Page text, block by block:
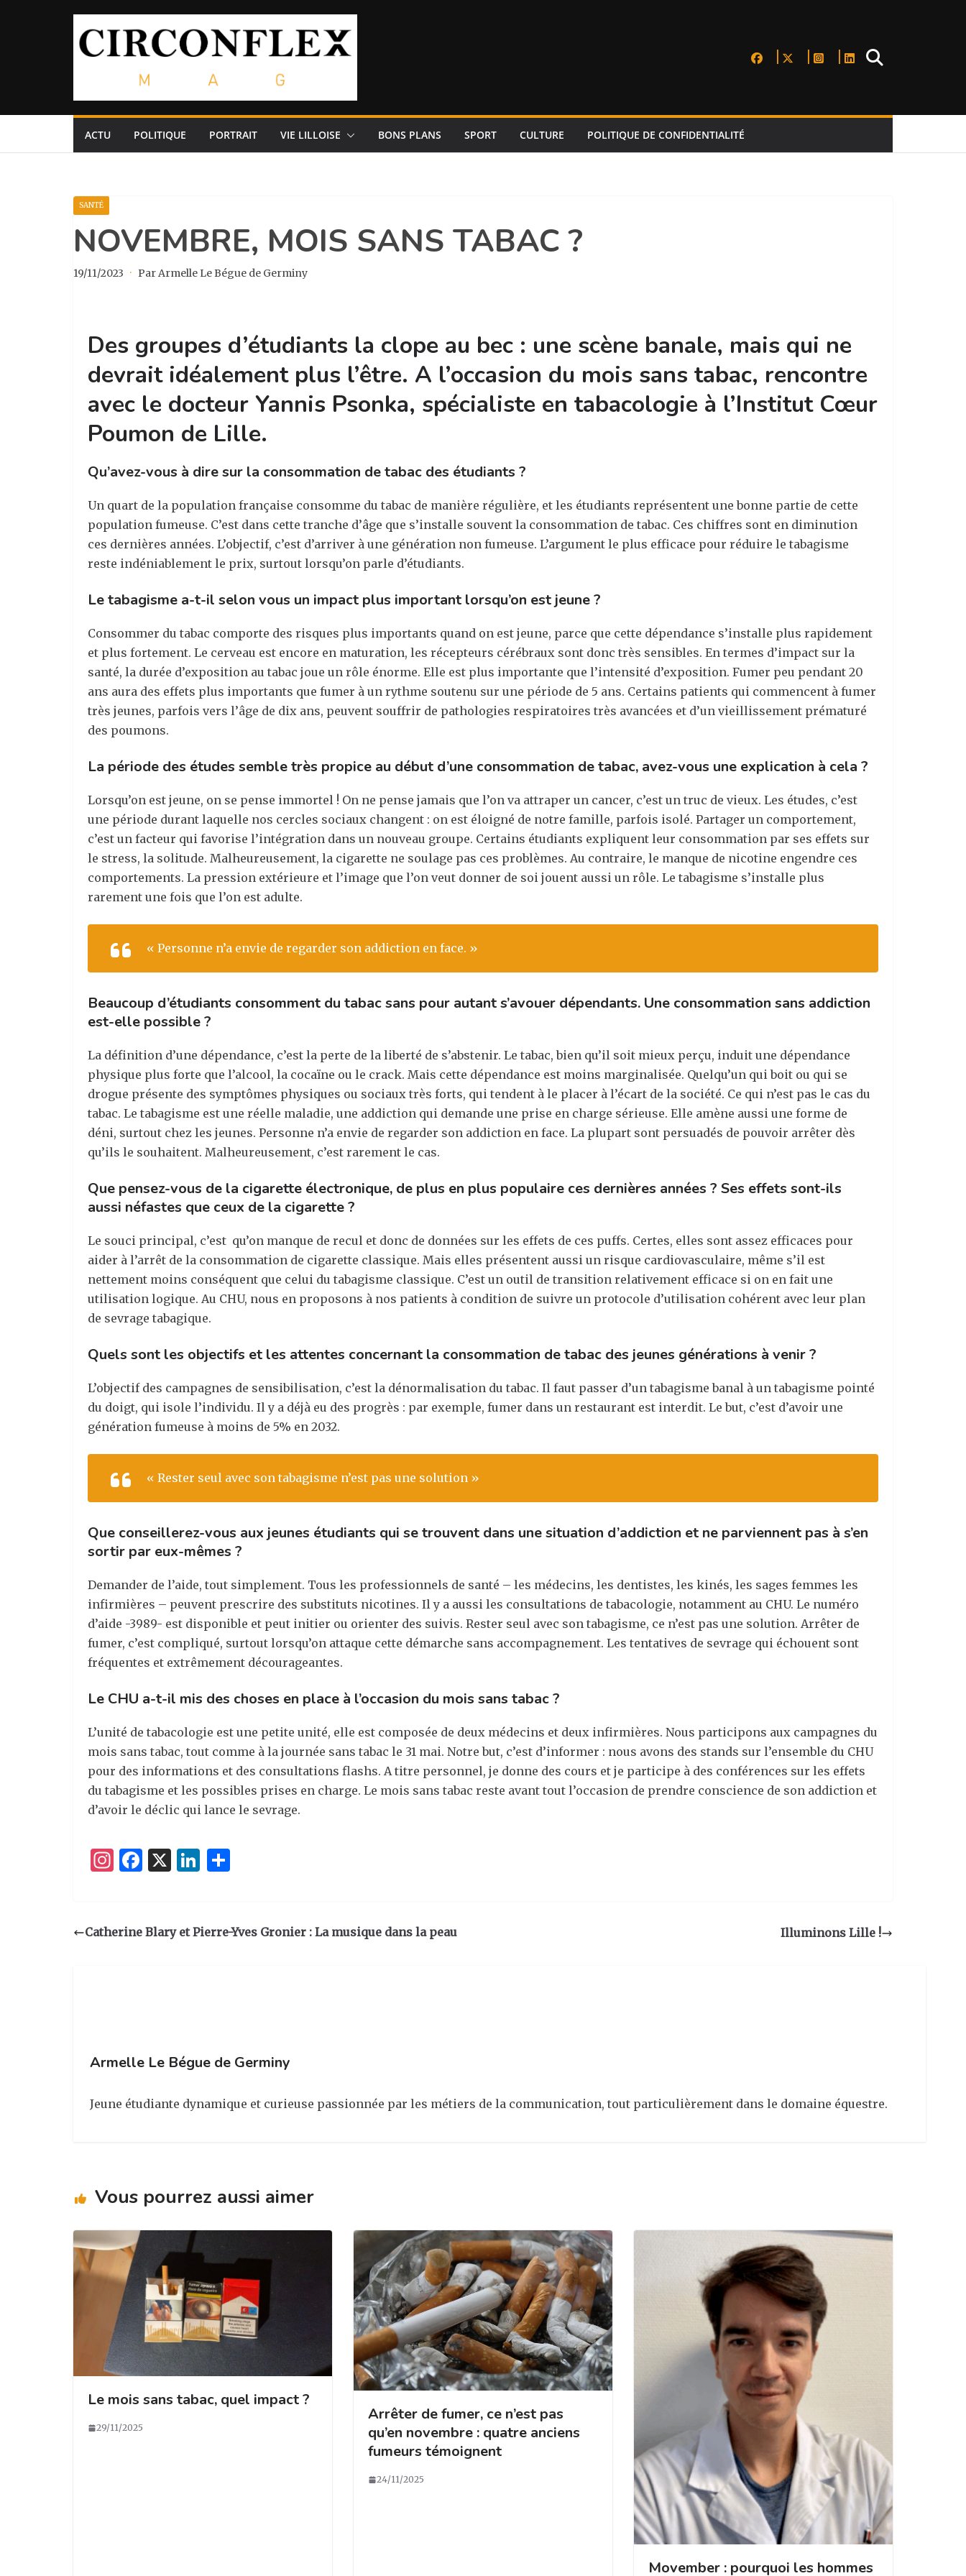
ACTU POLITIQUE PORTRAIT VIE LILLOISE BONS PLANS SPORT CULTURE POLITIQUE DE CONFIDENTIALITÉ
SANTÉ
NOVEMBRE, MOIS SANS TABAC ?
19/11/2023 · Par Armelle Le Bégue de Germiny
Des groupes d’étudiants la clope au bec : une scène banale, mais qui ne
devrait idéalement plus l’être. A l’occasion du mois sans tabac, rencontre
avec le docteur Yannis Psonka, spécialiste en tabacologie à l’Institut Cœur
Poumon de Lille.
Qu’avez-vous à dire sur la consommation de tabac des étudiants ?
Un quart de la population française consomme du tabac de manière régulière, et les étudiants représentent une bonne partie de cette
population fumeuse. C’est dans cette tranche d’âge que s’installe souvent la consommation de tabac. Ces chiffres sont en diminution
ces dernières années. L’objectif, c’est d’arriver à une génération non fumeuse. L’argument le plus efficace pour réduire le tabagisme
reste indéniablement le prix, surtout lorsqu’on parle d’étudiants.
Le tabagisme a-t-il selon vous un impact plus important lorsqu’on est jeune ?
Consommer du tabac comporte des risques plus importants quand on est jeune, parce que cette dépendance s’installe plus rapidement
et plus fortement. Le cerveau est encore en maturation, les récepteurs cérébraux sont donc très sensibles. En termes d’impact sur la
santé, la durée d’exposition au tabac joue un rôle énorme. Elle est plus importante que l’intensité d’exposition. Fumer peu pendant 20
ans aura des effets plus importants que fumer à un rythme soutenu sur une période de 5 ans. Certains patients qui commencent à fumer
très jeunes, parfois vers l’âge de dix ans, peuvent souffrir de pathologies respiratoires très avancées et d’un vieillissement prématuré
des poumons.
La période des études semble très propice au début d’une consommation de tabac, avez-vous une explication à cela ?
Lorsqu’on est jeune, on se pense immortel ! On ne pense jamais que l’on va attraper un cancer, c’est un truc de vieux. Les études, c’est
une période durant laquelle nos cercles sociaux changent : on est éloigné de notre famille, parfois isolé. Partager un comportement,
c’est un facteur qui favorise l’intégration dans un nouveau groupe. Certains étudiants expliquent leur consommation par ses effets sur
le stress, la solitude. Malheureusement, la cigarette ne soulage pas ces problèmes. Au contraire, le manque de nicotine engendre ces
comportements. La pression extérieure et l’image que l’on veut donner de soi jouent aussi un rôle. Le tabagisme s’installe plus
rarement une fois que l’on est adulte.
« Personne n’a envie de regarder son addiction en face. »
Beaucoup d’étudiants consomment du tabac sans pour autant s’avouer dépendants. Une consommation sans addiction
est-elle possible ?
La définition d’une dépendance, c’est la perte de la liberté de s’abstenir. Le tabac, bien qu’il soit mieux perçu, induit une dépendance
physique plus forte que l’alcool, la cocaïne ou le crack. Mais cette dépendance est moins marginalisée. Quelqu’un qui boit ou qui se
drogue présente des symptômes physiques ou sociaux très forts, qui tendent à le placer à l’écart de la société. Ce qui n’est pas le cas du
tabac. Le tabagisme est une réelle maladie, une addiction qui demande une prise en charge sérieuse. Elle amène aussi une forme de
déni, surtout chez les jeunes. Personne n’a envie de regarder son addiction en face. La plupart sont persuadés de pouvoir arrêter dès
qu’ils le souhaitent. Malheureusement, c’est rarement le cas.
Que pensez-vous de la cigarette électronique, de plus en plus populaire ces dernières années ? Ses effets sont-ils
aussi néfastes que ceux de la cigarette ?
Le souci principal, c’est qu’on manque de recul et donc de données sur les effets de ces puffs. Certes, elles sont assez efficaces pour
aider à l’arrêt de la consommation de cigarette classique. Mais elles présentent aussi un risque cardiovasculaire, même s’il est
nettement moins conséquent que celui du tabagisme classique. C’est un outil de transition relativement efficace si on en fait une
utilisation logique. Au CHU, nous en proposons à nos patients à condition de suivre un protocole d’utilisation cohérent avec leur plan
de sevrage tabagique.
Quels sont les objectifs et les attentes concernant la consommation de tabac des jeunes générations à venir ?
L’objectif des campagnes de sensibilisation, c’est la dénormalisation du tabac. Il faut passer d’un tabagisme banal à un tabagisme pointé
du doigt, qui isole l’individu. Il y a déjà eu des progrès : par exemple, fumer dans un restaurant est interdit. Le but, c’est d’avoir une
génération fumeuse à moins de 5% en 2032.
« Rester seul avec son tabagisme n’est pas une solution »
Que conseillerez-vous aux jeunes étudiants qui se trouvent dans une situation d’addiction et ne parviennent pas à s’en
sortir par eux-mêmes ?
Demander de l’aide, tout simplement. Tous les professionnels de santé – les médecins, les dentistes, les kinés, les sages femmes les
infirmières – peuvent prescrire des substituts nicotines. Il y a aussi les consultations de tabacologie, notamment au CHU. Le numéro
d’aide -3989- est disponible et peut initier ou orienter des suivis. Rester seul avec son tabagisme, ce n’est pas une solution. Arrêter de
fumer, c’est compliqué, surtout lorsqu’on attaque cette démarche sans accompagnement. Les tentatives de sevrage qui échouent sont
fréquentes et extrêmement décourageantes.
Le CHU a-t-il mis des choses en place à l’occasion du mois sans tabac ?
L’unité de tabacologie est une petite unité, elle est composée de deux médecins et deux infirmières. Nous participons aux campagnes du
mois sans tabac, tout comme à la journée sans tabac le 31 mai. Notre but, c’est d’informer : nous avons des stands sur l’ensemble du CHU
pour des informations et des consultations flashs. A titre personnel, je donne des cours et je participe à des conférences sur les effets
du tabagisme et les possibles prises en charge. Le mois sans tabac reste avant tout l’occasion de prendre conscience de son addiction et
d’avoir le déclic qui lance le sevrage.
I
a
F
e
X
Li
e
g
Catherine Blary et Pierre-Yves Gronier : La musique dans la peau Illuminons Lille !
Armelle Le Bégue de Germiny
Jeune étudiante dynamique et curieuse passionnée par les métiers de la communication, tout particulièrement dans le domaine équestre.
Vous pourrez aussi aimer
Le mois sans tabac, quel impact ?
29/11/2025
Arrêter de fumer, ce n’est pas
qu’en novembre : quatre anciens
fumeurs témoignent
24/11/2025
Movember : pourquoi les hommes